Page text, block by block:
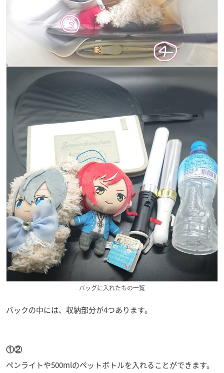
バッグに入れたもの一覧
バックの中には、収納部分が4つあります。
①②
ペンライトや500mlのペットボトルを入れることができます。